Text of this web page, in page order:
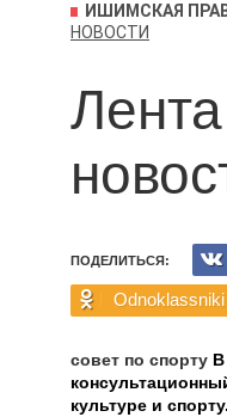
ИШИМСКАЯ
НОВОСТИ
Лента
ПОДЕЛИТЬСЯ:
Odnoklassniki
совет по спорту В
культуре и